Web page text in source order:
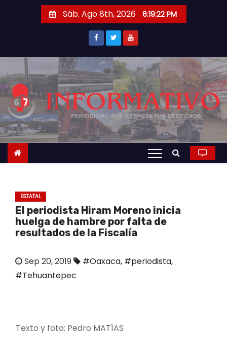
r
a
c
o
t
Sáb. Ago 8th, 2026 6:19:23 PM
ESTATAL
El periodista Hiram Moreno inicia
huelga de hambre por falta de
resultados de la Fiscalía
Sep 20, 2019 #Oaxaca, #periodista,
#Tehuantepec
Texto y foto: Pedro MATÍAS